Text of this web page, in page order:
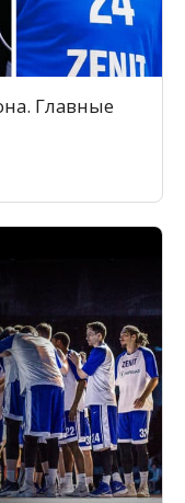
Главные